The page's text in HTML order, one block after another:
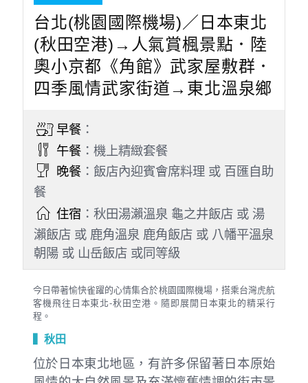
台北(桃園國際機場)／日本東北
(秋田空港)→人氣賞楓景點．陸
奧小京都《角館》武家屋敷群．
四季風情武家街道→東北溫泉鄉
早餐：
午餐：機上精緻套餐
晚餐：飯店內迎賓會席料理 或 百匯自助
餐
住宿：秋田湯瀨溫泉 龜之井飯店 或 湯
瀨飯店 或 鹿角溫泉 鹿角飯店 或 八幡平溫泉
朝陽 或 山岳飯店 或同等級
今日帶著愉快雀躍的心情集合於桃園國際機場，搭乘台灣虎航
客機飛往日本東北-秋田空港。隨即展開日本東北的精采行
程。
▍秋田
位於日本東北地區，有許多保留著日本原始